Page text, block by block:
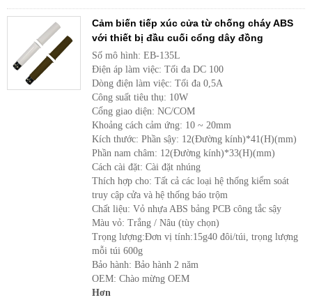
Cảm biến tiếp xúc cửa từ chống cháy ABS
với thiết bị đầu cuối cổng dây đồng
Số mô hình: EB-135L
Điện áp làm việc: Tối đa DC 100
Dòng điện làm việc: Tối đa 0,5A
Công suất tiêu thụ: 10W
Cổng giao diện: NC/COM
Khoảng cách cảm ứng: 10 ~ 20mm
Kích thước: Phần sậy: 12(Đường kính)*41(H)(mm)
Phần nam châm: 12(Đường kính)*33(H)(mm)
Cách cài đặt: Cài đặt nhúng
Thích hợp cho: Tất cả các loại hệ thống kiểm soát
truy cập cửa và hệ thống báo trộm
Chất liệu: Vỏ nhựa ABS bảng PCB công tắc sậy
Màu vỏ: Trắng / Nâu (tùy chọn)
Trọng lượng:Đơn vị tính:15g40 đôi/túi, trọng lượng
mỗi túi 600g
Bảo hành: Bảo hành 2 năm
OEM: Chào mừng OEM
Hơn